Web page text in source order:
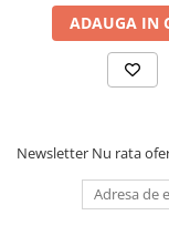
Imprimante laser
Multifunctionale
Multifunctionale
Retelistica
Accesorii switch-uri
ADAUGA IN
Newsletter Nu rata